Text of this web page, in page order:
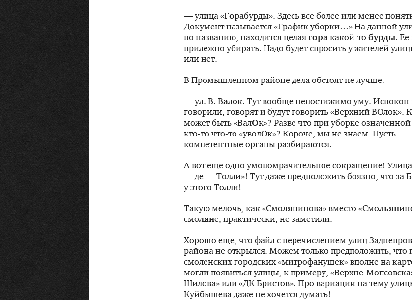
— улица «Горабурды». Здесь все более или менее
Документ называется «График уборки…» На данной
по названию, находится целаягора какой-то бурды. Ее
прилежно убирать. Надо будет спросить у жителей
или нет.
В Промышленном районе дела обстоят не лучше.
— ул. В. Валок. Тут вообще непостижимо уму. Испокон
говорили, говорят и будут говорить «Верхний ВОлок».
может быть «ВалОк»? Разве что при уборке
кто-то что-то «уволОк»? Короче, мы не знаем. Пусть
компетентные органы разбираются.
А вот еще одно умопомрачительное сокращение!
— де — Толли»! Тут даже предположить боязно, что за
у этого Толли!
Такую мелочь, как «Смолянинова» вместо «Смольян
смоляне, практически, не заметили.
Хорошо еще, что файл с перечислением улиц
района не открылся. Можем только предположить, что
смоленских городских «митрофанушек» вполне на
могли появиться улицы, к примеру, «Верхне-
Шилова» или «ДК Бристов». Про вариации на тему
Куйбышева даже не хочется думать!